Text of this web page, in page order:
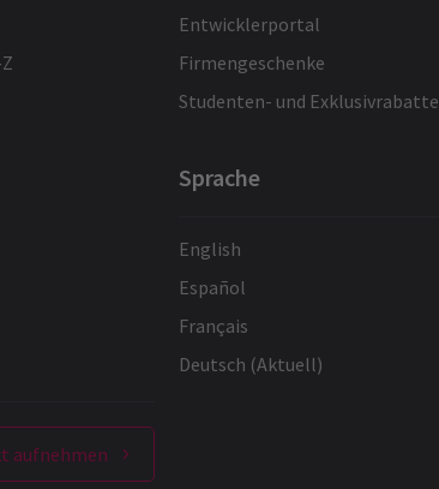
Entwicklerportal
Firmengeschenke
Studenten- und Exklusivrabatte
Sprache
English
Español
Français
Deutsch (Aktuell)
aufnehmen